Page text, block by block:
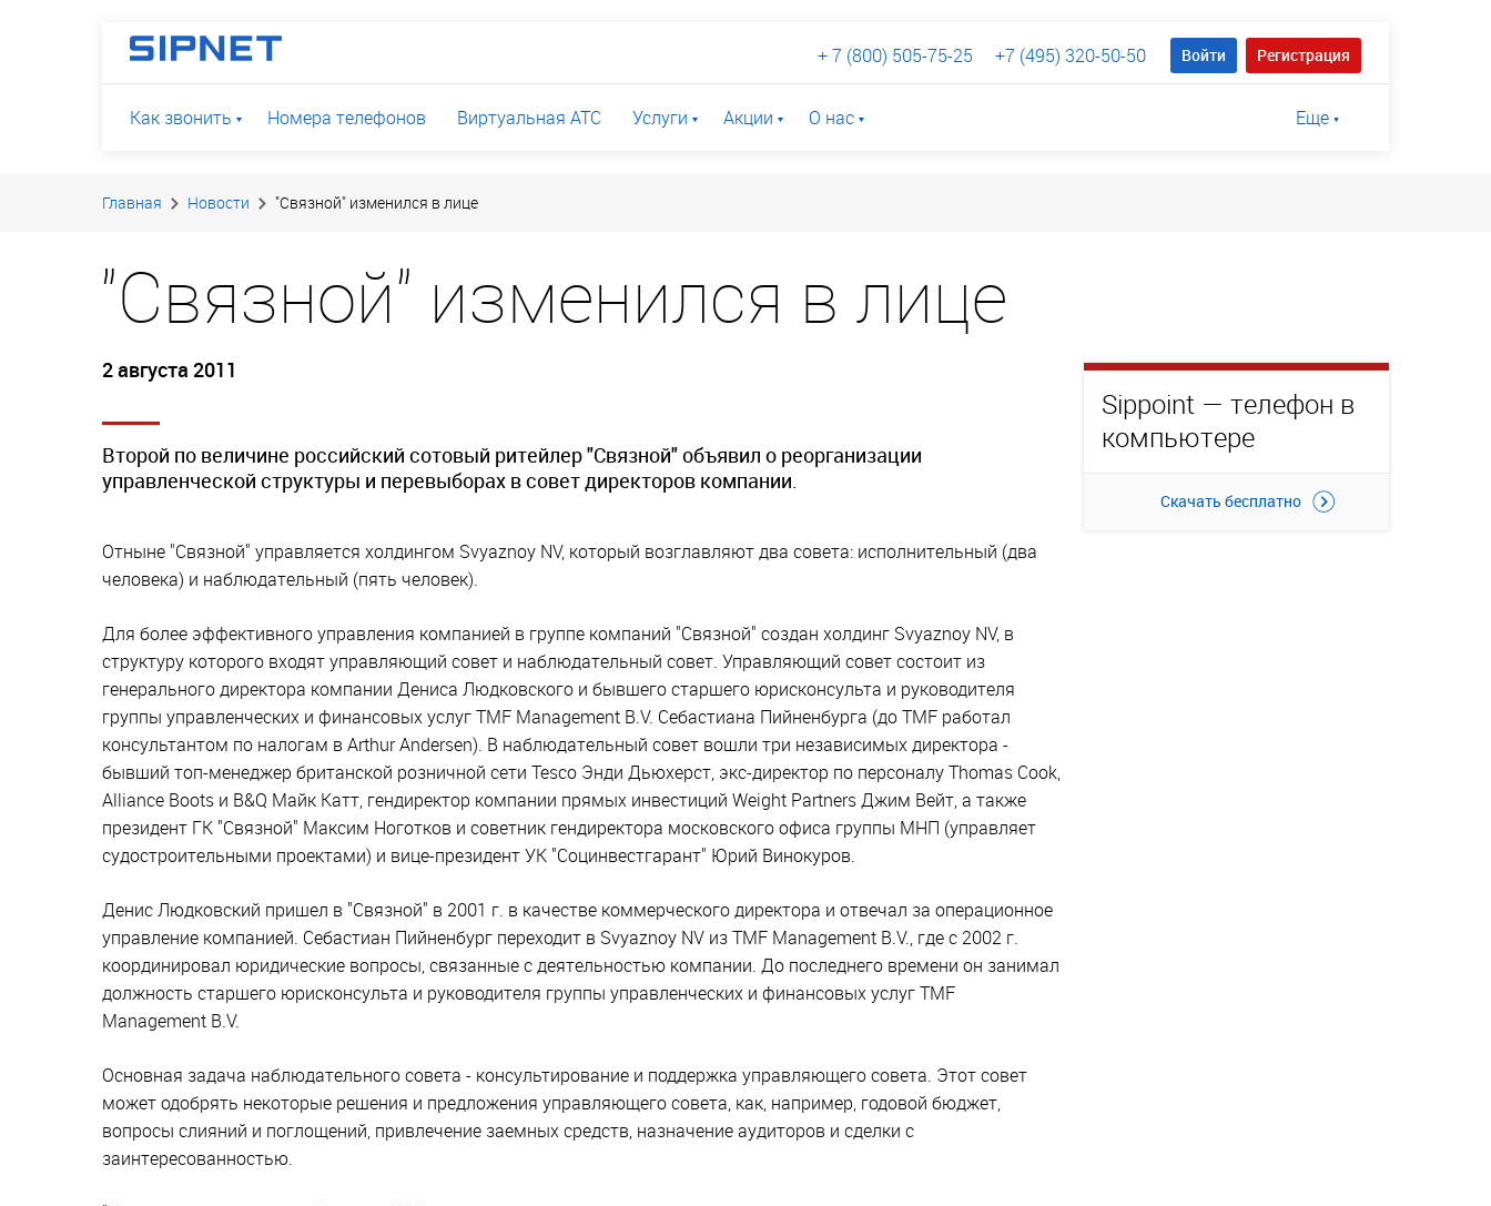
Войти Регистрация
+ 7 (800) 505-75-25 +7 (495) 320-50-50
Еще
Как звонить Номера телефонов Виртуальная АТС Услуги Акции О нас
Главная Новости "Связной" изменился в лице
"Связной" изменился в лице
2 августа 2011
Второй по величине российский сотовый ритейлер "Связной" объявил о реорганизации
управленческой структуры и перевыборах в совет директоров компании.
Отныне "Связной" управляется холдингом Svyaznoy NV, который возглавляют два совета: исполнительный (два
человека) и наблюдательный (пять человек).
Для более эффективного управления компанией в группе компаний "Связной" создан холдинг Svyaznoy NV, в
структуру которого входят управляющий совет и наблюдательный совет. Управляющий совет состоит из
генерального директора компании Дениса Людковского и бывшего старшего юрисконсульта и руководителя
группы управленческих и финансовых услуг TMF Management B.V. Себастиана Пийненбурга (до TMF работал
консультантом по налогам в Arthur Andersen). В наблюдательный совет вошли три независимых директора -
бывший топ-менеджер британской розничной сети Tesco Энди Дьюхерст, экс-директор по персоналу Thomas Cook,
Alliance Boots и B&Q Майк Катт, гендиректор компании прямых инвестиций Weight Partners Джим Вейт, а также
президент ГК "Связной" Максим Ноготков и советник гендиректора московского офиса группы МНП (управляет
судостроительными проектами) и вице-президент УК "Социнвестгарант" Юрий Винокуров.
Денис Людковский пришел в "Связной" в 2001 г. в качестве коммерческого директора и отвечал за операционное
управление компанией. Себастиан Пийненбург переходит в Svyaznoy NV из TMF Management B.V., где с 2002 г.
координировал юридические вопросы, связанные с деятельностью компании. До последнего времени он занимал
должность старшего юрисконсульта и руководителя группы управленческих и финансовых услуг TMF
Management B.V.
Основная задача наблюдательного совета - консультирование и поддержка управляющего совета. Этот совет
может одобрять некоторые решения и предложения управляющего совета, как, например, годовой бюджет,
вопросы слияний и поглощений, привлечение заемных средств, назначение аудиторов и сделки с
заинтересованностью.
Sippoint — телефон в
компьютере
Скачать бесплатно